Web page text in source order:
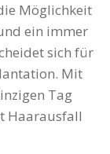
Möglichkeit
ein immer
sich für
Mit
Tag
Haarausfall